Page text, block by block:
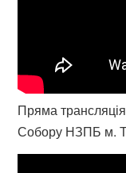
Пряма
Собору НЗПБ м.